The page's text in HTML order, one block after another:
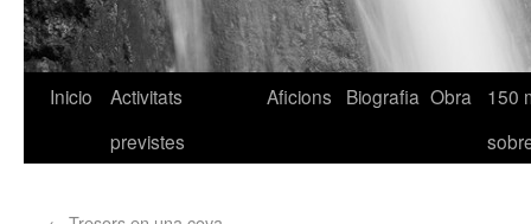
Inicio
Activitats
previstes
Aficions Biografia Obra
150